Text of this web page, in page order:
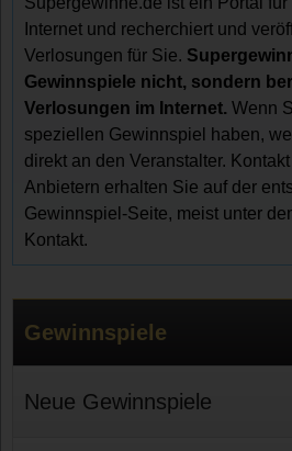
Internet und recherchiert und
Verlosungen für Sie.
Gewinnspiele nicht, sondern
Verlosungen im Internet. Wenn
speziellen Gewinnspiel haben,
direkt an den Veranstalter.
Anbietern erhalten Sie auf der
Gewinnspiel-Seite, meist unter
Kontakt.
Gewinnspiele
Neue Gewinnspiele